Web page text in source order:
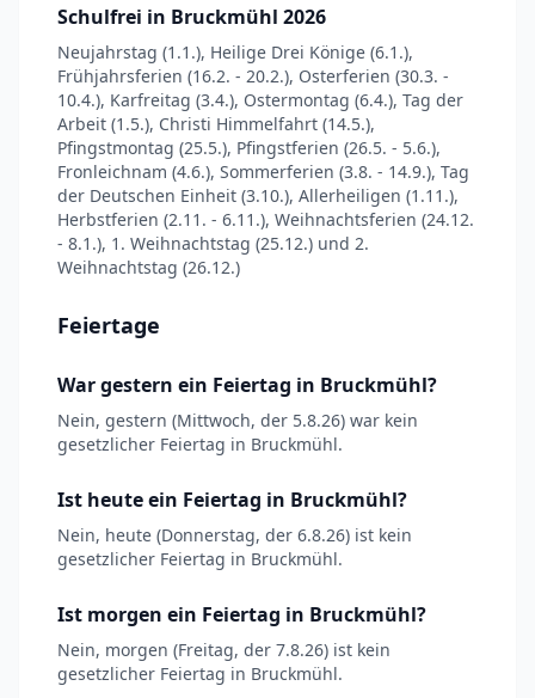
Schulfrei in Bruckmühl 2026
Neujahrstag (1.1.), Heilige Drei Könige (6.1.),
Frühjahrsferien (16.2. - 20.2.), Osterferien (30.3. -
10.4.), Karfreitag (3.4.), Ostermontag (6.4.), Tag der
Arbeit (1.5.), Christi Himmelfahrt (14.5.),
Pfingstmontag (25.5.), Pfingstferien (26.5. - 5.6.),
Fronleichnam (4.6.), Sommerferien (3.8. - 14.9.), Tag
der Deutschen Einheit (3.10.), Allerheiligen (1.11.),
Herbstferien (2.11. - 6.11.), Weihnachtsferien (24.12.
- 8.1.), 1. Weihnachtstag (25.12.) und 2.
Weihnachtstag (26.12.)
Feiertage
War gestern ein Feiertag in Bruckmühl?
Nein, gestern (Mittwoch, der 5.8.26) war kein
gesetzlicher Feiertag in Bruckmühl.
Ist heute ein Feiertag in Bruckmühl?
Nein, heute (Donnerstag, der 6.8.26) ist kein
gesetzlicher Feiertag in Bruckmühl.
Ist morgen ein Feiertag in Bruckmühl?
Nein, morgen (Freitag, der 7.8.26) ist kein
gesetzlicher Feiertag in Bruckmühl.